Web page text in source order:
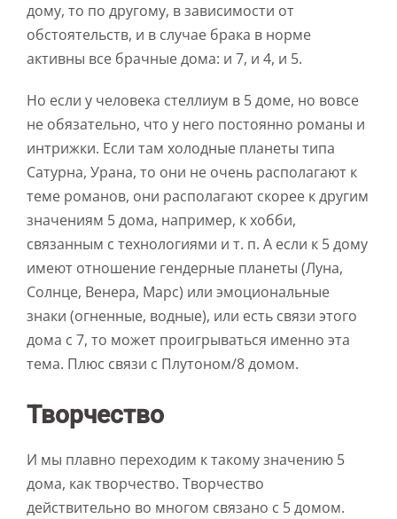
дому, то по другому, в зависимости от
обстоятельств, и в случае брака в норме
активны все брачные дома: и 7, и 4, и 5.
Но если у человека стеллиум в 5 доме, но вовсе
не обязательно, что у него постоянно романы и
интрижки. Если там холодные планеты типа
Сатурна, Урана, то они не очень располагают к
теме романов, они располагают скорее к другим
значениям 5 дома, например, к хобби,
связанным с технологиями и т. п. А если к 5 дому
имеют отношение гендерные планеты (Луна,
Солнце, Венера, Марс) или эмоциональные
знаки (огненные, водные), или есть связи этого
дома с 7, то может проигрываться именно эта
тема. Плюс связи с Плутоном/8 домом.
Творчество
И мы плавно переходим к такому значению 5
дома, как творчество. Творчество
действительно во многом связано с 5 домом.